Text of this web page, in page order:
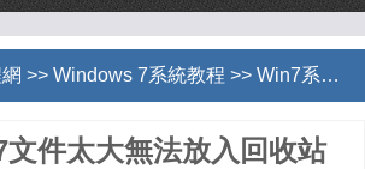
>> Windows 7系統教程 >> Win7系統應用技巧
件太大無法放入回收站